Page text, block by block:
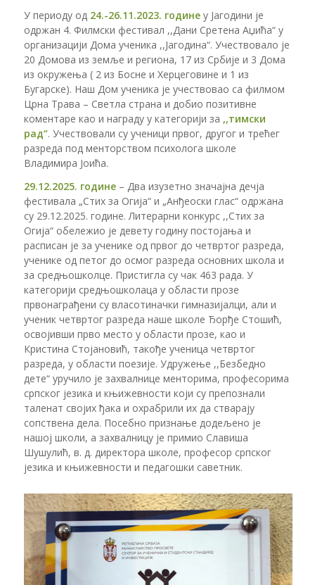
У периоду од 24.-26.11.2023. годинеу Јагодини је
одржан 4. Филмски фестивал ,,Дани Сретена Аџића“ у
организацији Дома ученика ,,Јагодина“. Учествовало је
20 Домова из земље и региона, 17 из Србије и 3 Дома
из окружења ( 2 из Босне и Херцеговине и 1 из
Бугарске). Наш Дом ученика је учествовао са филмом
Црна Трава – Светла страна и добио позитивне
коментаре као и награду у категорији за ,,тимски
рад“. Учествовали су ученици првог, другог и трећег
разреда под менторством психолога школе
Владимира Јоића.
29.12.2025. године– Два изузетно значајна дечја
фестивала „Стих за Огија“ и „Анђеоски глас“ одржана
су 29.12.2025. године. Литерарни конкурс ,,Стих за
Огија“ обележио је девету годину постојања и
расписан је за ученике од првог до четвртог разреда,
ученике од петог до осмог разреда основних школа и
за средњошколце. Пристигла су чак 463 рада. У
категорији средњошколаца у области прозе
првонаграђени су власотиначки гимназијалци, али и
ученик четвртог разреда наше школе Ђорђе Стошић,
освојивши прво место у области прозе, као и
Кристина Стојановић, такође ученица четвртог
разреда, у области поезије. Удружење ,,Безбедно
дете“ уручило је захвалнице менторима, професорима
српског језика и књижевности који су препознали
таленат својих ђака и охрабрили их да стварају
сопствена дела. Посебно признање додељено је
нашој школи, а захвалницу је примио Славиша
Шушулић, в. д. директора школе, професор српског
језика и књижевности и педагошки саветник.